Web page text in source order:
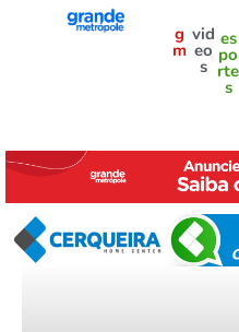
g
m
vid
eo
s
es
po
rte
s